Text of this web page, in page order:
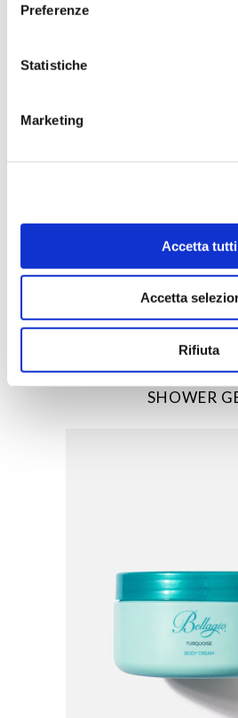
Preferenze
Statistiche
Marketing
Accetta tutti
Accetta
Rifiuta
ACQUISTA
AQUA DI SORRENTO
SHOWER